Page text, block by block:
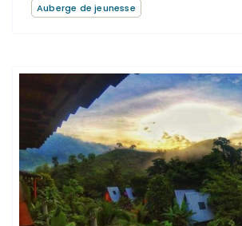
Auberge de jeunesse